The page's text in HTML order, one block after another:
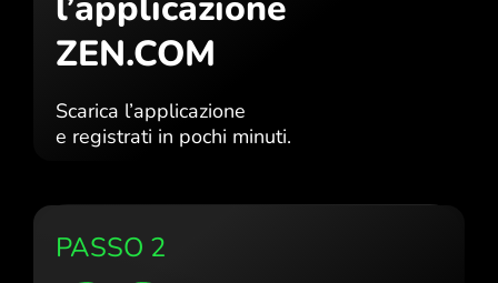
ZEN.COM
Scarica l’applicazione
e registrati in pochi minuti.
PASSO 2